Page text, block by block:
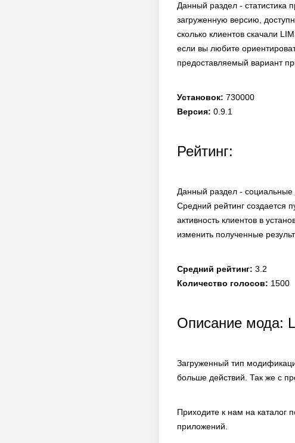
Данный раздел - статистика
загруженную версию,
сколько клиентов скачали
если вы любите
предоставляемый вариант
Установок: 730000
Версия: 0.9.1
Рейтинг:
Данный раздел - социальные
Средний рейтинг создается
активность клиентов в
изменить полученные
Средний рейтинг: 3.2
Количество голосов: 1500
Описание мода:
Загруженный тип
больше действий. Так же с
Приходите к нам на
приложений.